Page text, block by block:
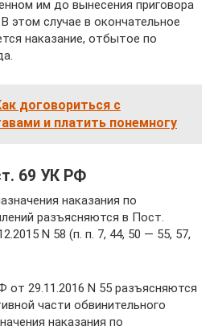
им до вынесения приговора
этом случае в окончательное
наказание, отбытое по
договориться с
и платить понемногу
69 УК РФ
наказания по
разъясняются в Пост.
N 58 (п. п. 7, 44, 50 — 55, 57,
29.11.2016 N 55 разъясняются
части обвинительного
наказания по